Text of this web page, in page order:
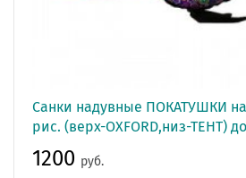
Санки надувные ПОКАТУШКИ
рис. (верх-OXFORD,низ-ТЕНТ)
1200 руб.